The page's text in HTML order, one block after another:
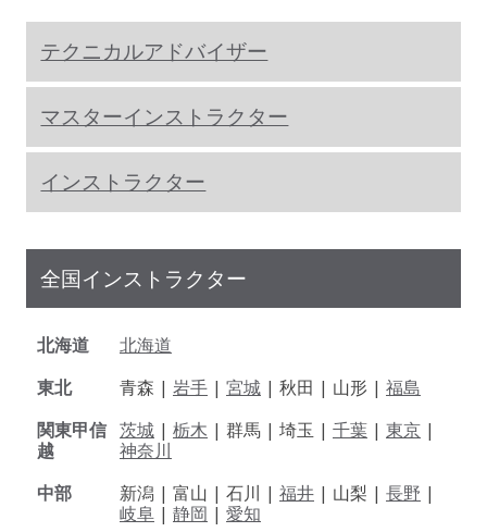
テクニカルアドバイザー
マスターインストラクター
インストラクター
全国インストラクター
北海道
北海道
東北
青森 | 岩手 | 宮城 | 秋田 | 山形 | 福島
関東甲信
越
茨城 | 栃木 | 群馬 | 埼玉 | 千葉 | 東京 |
神奈川
中部
新潟 | 富山 | 石川 | 福井 | 山梨 | 長野 |
岐阜 | 静岡 | 愛知